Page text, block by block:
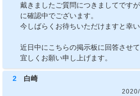
戴きましたご質問につきましてです
に確認中でございます。
今しばらくお待ちいただけますと幸い
近日中にこちらの掲示板に回答させ
宜しくお願い申し上げます。
2 白崎